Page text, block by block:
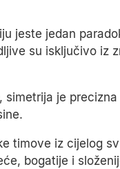
jeste jedan
su isključivo iz
simetrija je
timove iz cijelog
bogatije i